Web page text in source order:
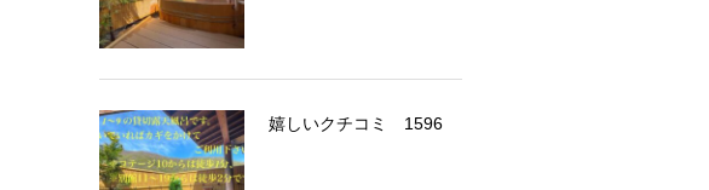
嬉しいクチコミ 1596